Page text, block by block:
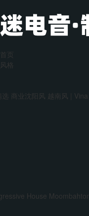
首页
风格
商业沈阳风 越南风 |
House Moombahton